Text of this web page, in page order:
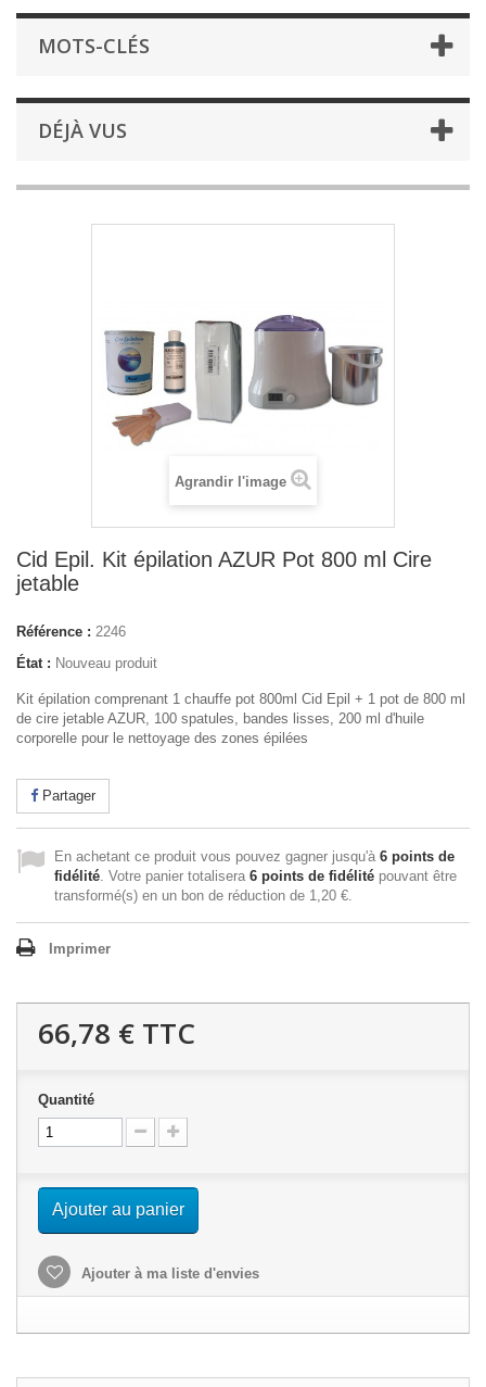
MOTS-CLÉS
DÉJÀ VUS
Agrandir l'image
Cid Epil. Kit épilation AZUR Pot 800 ml Cire
jetable
Référence : 2246
État : Nouveau produit
Kit épilation comprenant 1 chauffe pot 800ml Cid Epil + 1 pot de 800 ml
de cire jetable AZUR, 100 spatules, bandes lisses, 200 ml d'huile
corporelle pour le nettoyage des zones épilées
Partager
En achetant ce produit vous pouvez gagner jusqu'à 6 points de
fidélité. Votre panier totalisera 6 points de fidélité pouvant être
transformé(s) en un bon de réduction de 1,20 €.
Imprimer
66,78 € TTC
Quantité
Ajouter au panier
Ajouter à ma liste d'envies